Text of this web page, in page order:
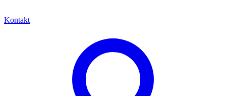
Kontakt